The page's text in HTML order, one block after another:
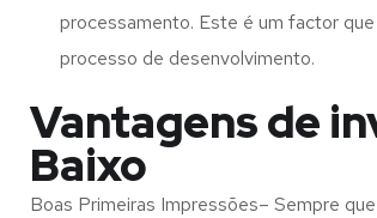
processamento. Este é um factor
processo de desenvolvimento.
Vantagens de
Baixo
Boas Primeiras Impressões– Sempre